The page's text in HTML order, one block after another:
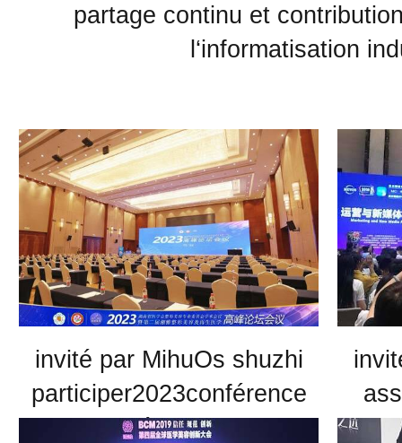
partage continu et
l‘informatisation
invité par MihuOs shuzhi
participer2023conférence
académique de